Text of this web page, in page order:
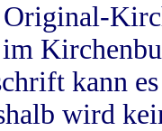
kann
wird